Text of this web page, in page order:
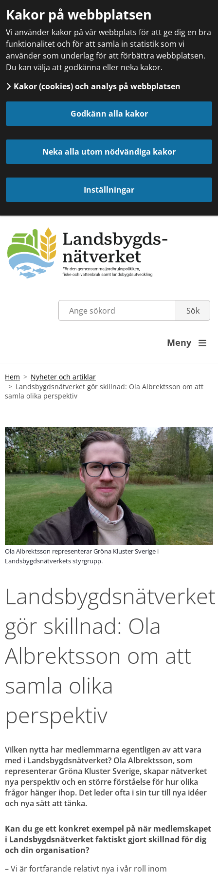
Kakor på webbplatsen
Vi använder kakor på vår webbplats för att ge dig en bra
funktionalitet och för att samla in statistik som vi
använder som underlag för att förbättra webbplatsen.
Du kan välja att godkänna eller neka kakor.
Kakor (cookies) och analys på webbplatsen
Godkänn alla kakor
Neka alla utom nödvändiga kakor
Inställningar
Meny 
Hem
Nyheter och artiklar
Landsbygdsnätverket gör skillnad: Ola Albrektsson om att
samla olika perspektiv
Ola Albrektsson representerar Gröna Kluster Sverige i
Landsbygdsnätverkets styrgrupp.
Landsbygdsnätverket
gör skillnad: Ola
Albrektsson om att
samla olika
perspektiv
Vilken nytta har medlemmarna egentligen av att vara
med i Landsbygdsnätverket? Ola Albrektsson, som
representerar Gröna Kluster Sverige, skapar nätverket
nya perspektiv och en större förståelse för hur olika
frågor hänger ihop. Det leder ofta i sin tur till nya idéer
och nya sätt att tänka.
Kan du ge ett konkret exempel på när medlemskapet
i Landsbygdsnätverket faktiskt gjort skillnad för dig
och din organisation?
– Vi är fortfarande relativt nya i vår roll inom